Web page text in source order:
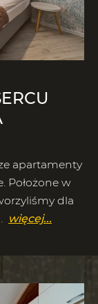
apartamenty
Położone w
dla
więcej...